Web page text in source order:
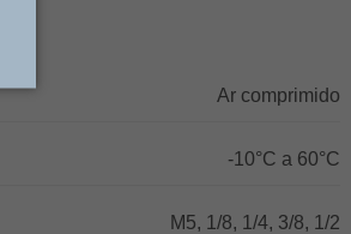
Ar comprimido
-10°C a 60°C
M5, 1/8, 1/4, 3/8, 1/2